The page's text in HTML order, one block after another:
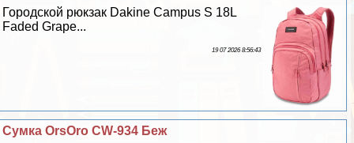
Городской рюкзак Dakine Campus S 18L
Faded Grape...
19 07 2026 8:56:43
Сумка OrsOro CW-934 Беж